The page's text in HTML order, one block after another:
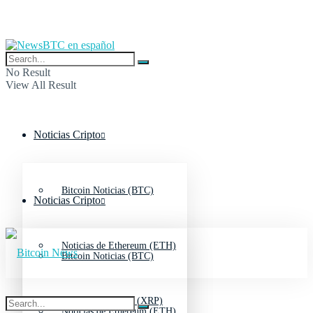
No Result
View All Result
Noticias Cripto
Bitcoin Noticias (BTC)
Noticias de Ethereum (ETH)
Noticias de Ripple (XRP)
Noticias Cripto
Bitcoin Noticias (BTC)